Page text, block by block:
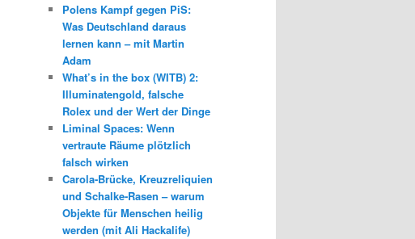
Polens Kampf gegen PiS:
Was Deutschland daraus
lernen kann – mit Martin
Adam
What’s in the box (WITB) 2:
Illuminatengold, falsche
Rolex und der Wert der Dinge
Liminal Spaces: Wenn
vertraute Räume plötzlich
falsch wirken
Carola-Brücke, Kreuzreliquien
und Schalke-Rasen – warum
Objekte für Menschen heilig
werden (mit Ali Hackalife)